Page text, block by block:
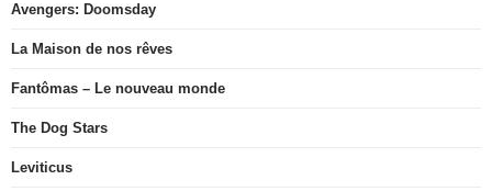
Avengers: Doomsday
La Maison de nos rêves
Fantômas – Le nouveau monde
The Dog Stars
Leviticus